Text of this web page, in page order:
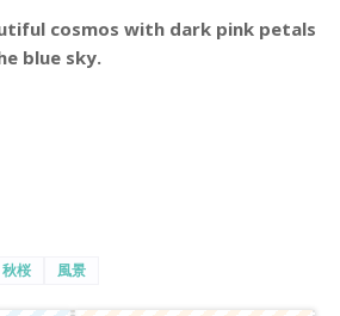
cosmos with dark pink petals
blue sky.
秋桜 風景